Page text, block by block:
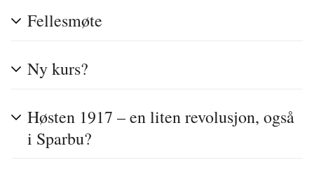
Fellesmøte
Ny kurs?
Høsten 1917 – en liten revolusjon, også
i Sparbu?